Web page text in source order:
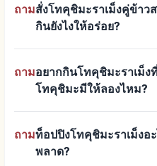
ถามสั่งโทคุชิมะราเม็งคู่ข้าว
กินยังไงให้อร่อย?
ถามอยากกินโทคุชิมะราเม็
โทคุชิมะมีให้ลองไหม?
ถามท็อปปิงโทคุชิมะราเม็งอ
พลาด?